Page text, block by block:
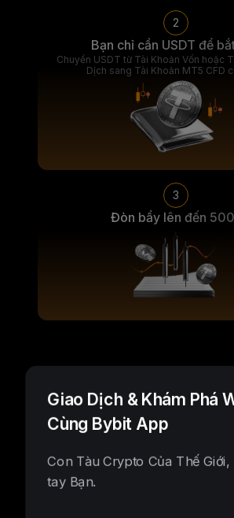
2
Bạn chỉ cần USDT để
Chuyển USDT từ Tài Khoản Vốn hoặc
Dịch sang Tài Khoản MT5 CFD
3
Đòn bẩy lên đến
Mở ra vô vàn khả
Giao Dịch & Khám Phá
Cùng Bybit App
Con Tàu Crypto Của Thế
tay Bạn.